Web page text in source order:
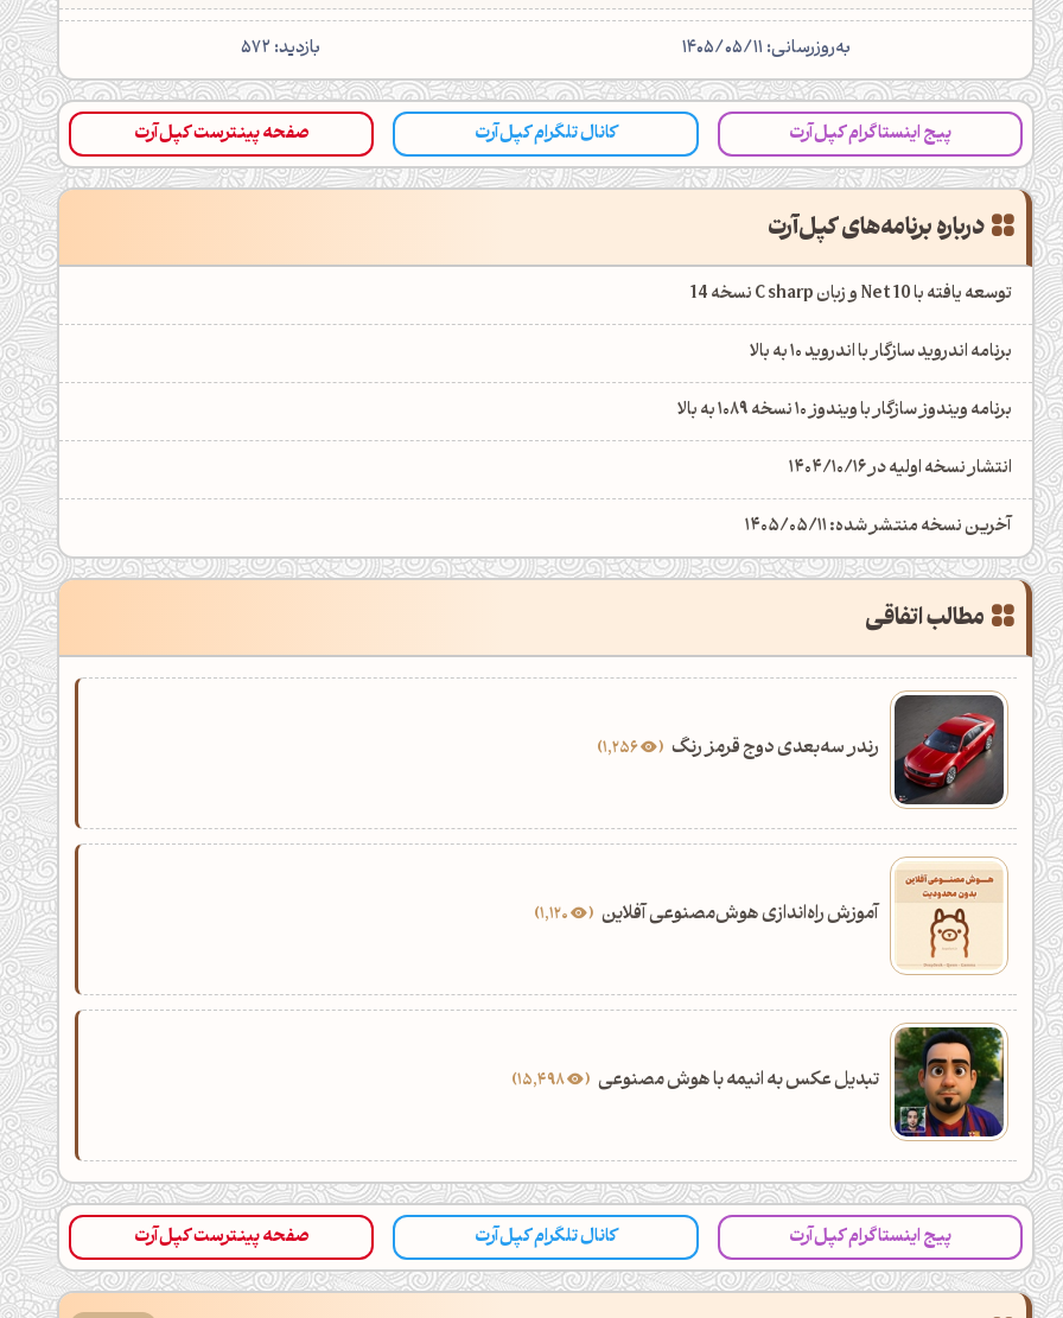
به‌روزرسانی: 1405/05/11 بازدید: 572
پیج اینستاگرام کپل‌آرت کانال تلگرام کپل‌آرت صفحه پینترست کپل‌آرت
درباره برنامه‌های کپل‌آرت
توسعه یافته با Net 10 و زبان C sharp نسخه 14
برنامه اندروید سازگار با اندروید 10 به بالا
برنامه ویندوز سازگار با ویندوز 10 نسخه 1089 به بالا
انتشار نسخه اولیه در 1404/10/16
آخرین نسخه منتشر شده: 1405/05/11
مطالب اتفاقی
رندر سه‌بعدی دوج قرمز رنگ
آموزش راه‌اندازی هوش‌مصنوعی آفلاین
تبدیل عکس به انیمه با هوش مصنوعی
پیج اینستاگرام کپل‌آرت کانال تلگرام کپل‌آرت صفحه پینترست کپل‌آرت